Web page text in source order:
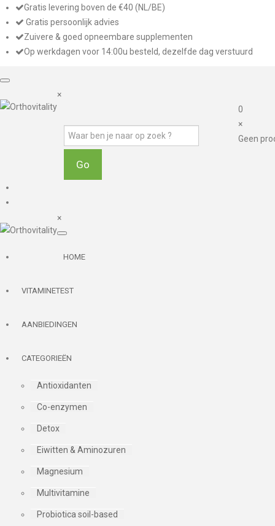
Gratis levering boven de €40 (NL/BE)
Gratis persoonlijk advies
Zuivere & goed opneembare supplementen
Op werkdagen voor 14:00u besteld, dezelfde dag verstuurd
×
0
×
Geen
×
HOME
VITAMINETEST
AANBIEDINGEN
CATEGORIEËN
Antioxidanten
Co-enzymen
Detox
Eiwitten & Aminozuren
Magnesium
Multivitamine
Probiotica soil-based